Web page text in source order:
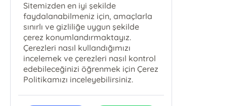
Sitemizden en iyi şekilde
faydalanabilmeniz için, amaçlarla
sınırlı ve gizliliğe uygun şekilde
çerez konumlandırmaktayız.
Çerezleri nasıl kullandığımızı
incelemek ve çerezleri nasıl kontrol
edebileceğinizi öğrenmek için Çerez
Politikamızı inceleyebilirsiniz.